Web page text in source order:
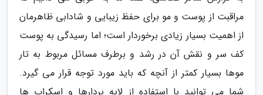
مراقبت از پوست و مو برای حفظ زیبایی و شادابی ظاهرمان
از اهمیت بسیار زیادی برخوردار است؛ اما رسیدگی به پوست
کف سر و نقش آن در رشد و برطرف مسائل مربوط به تار
موها بسیار کمتر از آنچه که باید مورد توجه قرار می گیرد.
شما می توانید با استفاده از لایه بردارها و اسکراب ها